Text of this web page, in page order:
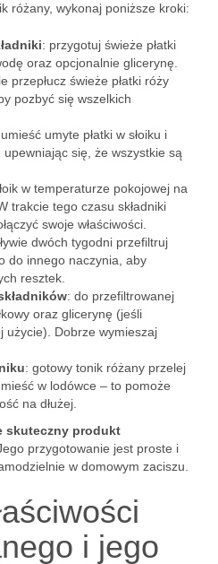
różany, wykonaj poniższe kroki:
: przygotuj świeże płatki
oraz opcjonalnie glicerynę.
przepłucz świeże płatki róży
pozbyć się wszelkich
umyte płatki w słoiku i
się, że wszystkie są
w temperaturze pokojowej na
trakcie tego czasu składniki
swoje właściwości.
dwóch tygodni przefiltruj
do innego naczynia, aby
resztek.
: do przefiltrowanej
oraz glicerynę (jeśli
użycie). Dobrze wymieszaj
: gotowy tonik różany przelej
w lodówce – to pomoże
na dłużej.
skuteczny produkt
przygotowanie jest proste i
w domowym zaciszu.
i jego